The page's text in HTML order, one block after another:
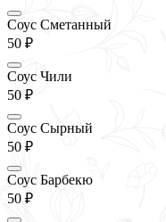
Соус Сметанный
50 ₽
Соус Чили
50 ₽
Соус Сырный
50 ₽
Соус Барбекю
50 ₽